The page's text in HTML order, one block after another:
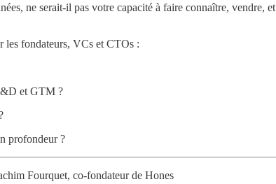
ne serait-il pas votre capacité à faire connaître, vendre, et
les fondateurs, VCs et CTOs :
et GTM ?
profondeur ?
Fourquet, co-fondateur de Hones